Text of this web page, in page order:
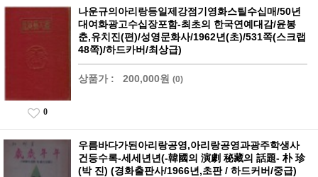
나운규의아리랑등일제강점기영화스틸수십매/50년
대여화광고수십장포함-최초의 한국연예대감/윤봉
춘,유치진(편)/성영문화사/1962년(초)/531쪽(스크랩
48쪽)/하드카버/최상급)
상품가 : 200,000원 (0)
0
우름바다가된아리랑공영,아리랑공영과광주학생사
건등수록-세세년년(-韓國의 演劇 秘藏의 話題- 朴 珍
(박 진) (경화출판사/1966년,초판 / 하드커버/중급)